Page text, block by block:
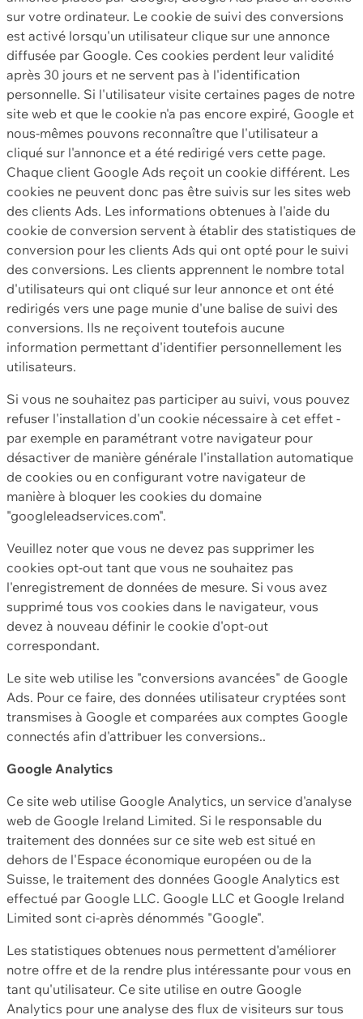
sur votre ordinateur. Le cookie de suivi des conversions
est activé lorsqu'un utilisateur clique sur une annonce
diffusée par Google. Ces cookies perdent leur validité
après 30 jours et ne servent pas à l'identification
personnelle. Si l'utilisateur visite certaines pages de notre
site web et que le cookie n'a pas encore expiré, Google et
nous-mêmes pouvons reconnaître que l'utilisateur a
cliqué sur l'annonce et a été redirigé vers cette page.
Chaque client Google Ads reçoit un cookie différent. Les
cookies ne peuvent donc pas être suivis sur les sites web
des clients Ads. Les informations obtenues à l'aide du
cookie de conversion servent à établir des statistiques de
conversion pour les clients Ads qui ont opté pour le suivi
des conversions. Les clients apprennent le nombre total
d'utilisateurs qui ont cliqué sur leur annonce et ont été
redirigés vers une page munie d'une balise de suivi des
conversions. Ils ne reçoivent toutefois aucune
information permettant d'identifier personnellement les
utilisateurs.
Si vous ne souhaitez pas participer au suivi, vous pouvez
refuser l'installation d'un cookie nécessaire à cet effet -
par exemple en paramétrant votre navigateur pour
désactiver de manière générale l'installation automatique
de cookies ou en configurant votre navigateur de
manière à bloquer les cookies du domaine
"googleleadservices.com".
Veuillez noter que vous ne devez pas supprimer les
cookies opt-out tant que vous ne souhaitez pas
l'enregistrement de données de mesure. Si vous avez
supprimé tous vos cookies dans le navigateur, vous
devez à nouveau définir le cookie d'opt-out
correspondant.
Le site web utilise les "conversions avancées" de Google
Ads. Pour ce faire, des données utilisateur cryptées sont
transmises à Google et comparées aux comptes Google
connectés afin d'attribuer les conversions..
Google Analytics
Ce site web utilise Google Analytics, un service d'analyse
web de Google Ireland Limited. Si le responsable du
traitement des données sur ce site web est situé en
dehors de l'Espace économique européen ou de la
Suisse, le traitement des données Google Analytics est
effectué par Google LLC. Google LLC et Google Ireland
Limited sont ci-après dénommés "Google".
Les statistiques obtenues nous permettent d'améliorer
notre offre et de la rendre plus intéressante pour vous en
tant qu'utilisateur. Ce site utilise en outre Google
Analytics pour une analyse des flux de visiteurs sur tous